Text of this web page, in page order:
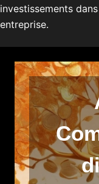
investissements
entreprise.